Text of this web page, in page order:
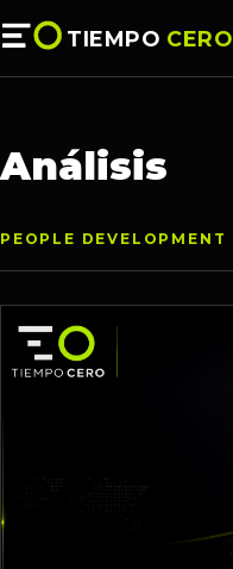
TIEMPO CERO
Análisis
PEOPLE DEVELOPMENT